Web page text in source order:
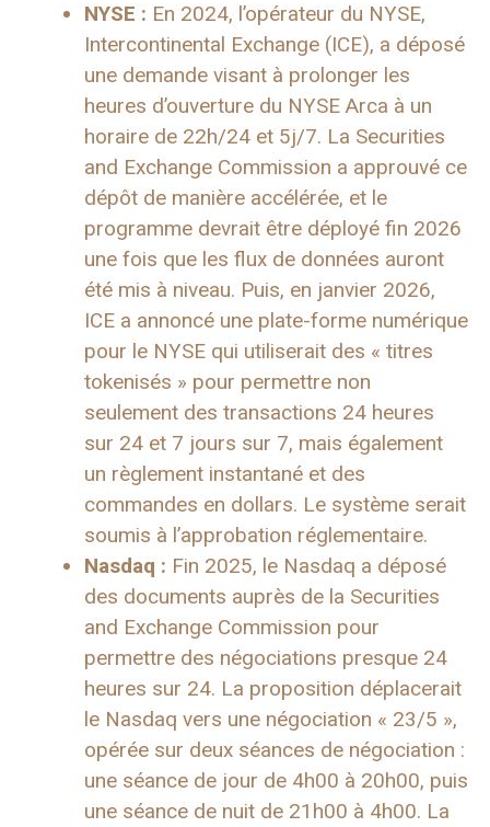
NYSE : En 2024, l’opérateur du NYSE,
Intercontinental Exchange (ICE), a déposé
une demande visant à prolonger les
heures d’ouverture du NYSE Arca à un
horaire de 22h/24 et 5j/7. La Securities
and Exchange Commission a approuvé ce
dépôt de manière accélérée, et le
programme devrait être déployé fin 2026
une fois que les flux de données auront
été mis à niveau. Puis, en janvier 2026,
ICE a annoncé une plate-forme numérique
pour le NYSE qui utiliserait des « titres
tokenisés » pour permettre non
seulement des transactions 24 heures
sur 24 et 7 jours sur 7, mais également
un règlement instantané et des
commandes en dollars. Le système serait
soumis à l’approbation réglementaire.
Nasdaq : Fin 2025, le Nasdaq a déposé
des documents auprès de la Securities
and Exchange Commission pour
permettre des négociations presque 24
heures sur 24. La proposition déplacerait
le Nasdaq vers une négociation « 23/5 »,
opérée sur deux séances de négociation :
une séance de jour de 4h00 à 20h00, puis
une séance de nuit de 21h00 à 4h00. La